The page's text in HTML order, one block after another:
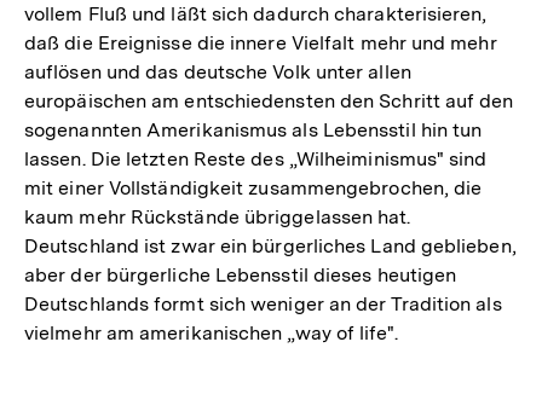
vollem Fluß und läßt sich dadurch charakterisieren,
daß die Ereignisse die innere Vielfalt mehr und mehr
auflösen und das deutsche Volk unter allen
europäischen am entschiedensten den Schritt auf den
sogenannten Amerikanismus als Lebensstil hin tun
lassen. Die letzten Reste des „Wilheiminismus" sind
mit einer Vollständigkeit zusammengebrochen, die
kaum mehr Rückstände übriggelassen hat.
Deutschland ist zwar ein bürgerliches Land geblieben,
aber der bürgerliche Lebensstil dieses heutigen
Deutschlands formt sich weniger an der Tradition als
vielmehr am amerikanischen „way of life".